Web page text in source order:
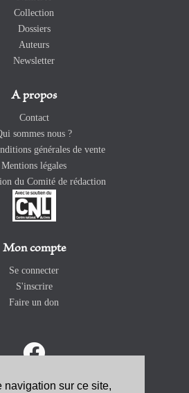
navigation sur ce site,
Collection
Dossiers
Auteurs
Newsletter
A propos
Contact
sommes nous ?
générales de vente
Mentions légales
du Comité de rédaction
Mon compte
Se connecter
S'inscrire
Faire un don